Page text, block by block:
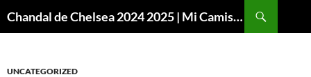
Chandal de Chelsea 2024 2025 | Mi Camiseta Futbol
UNCATEGORIZED